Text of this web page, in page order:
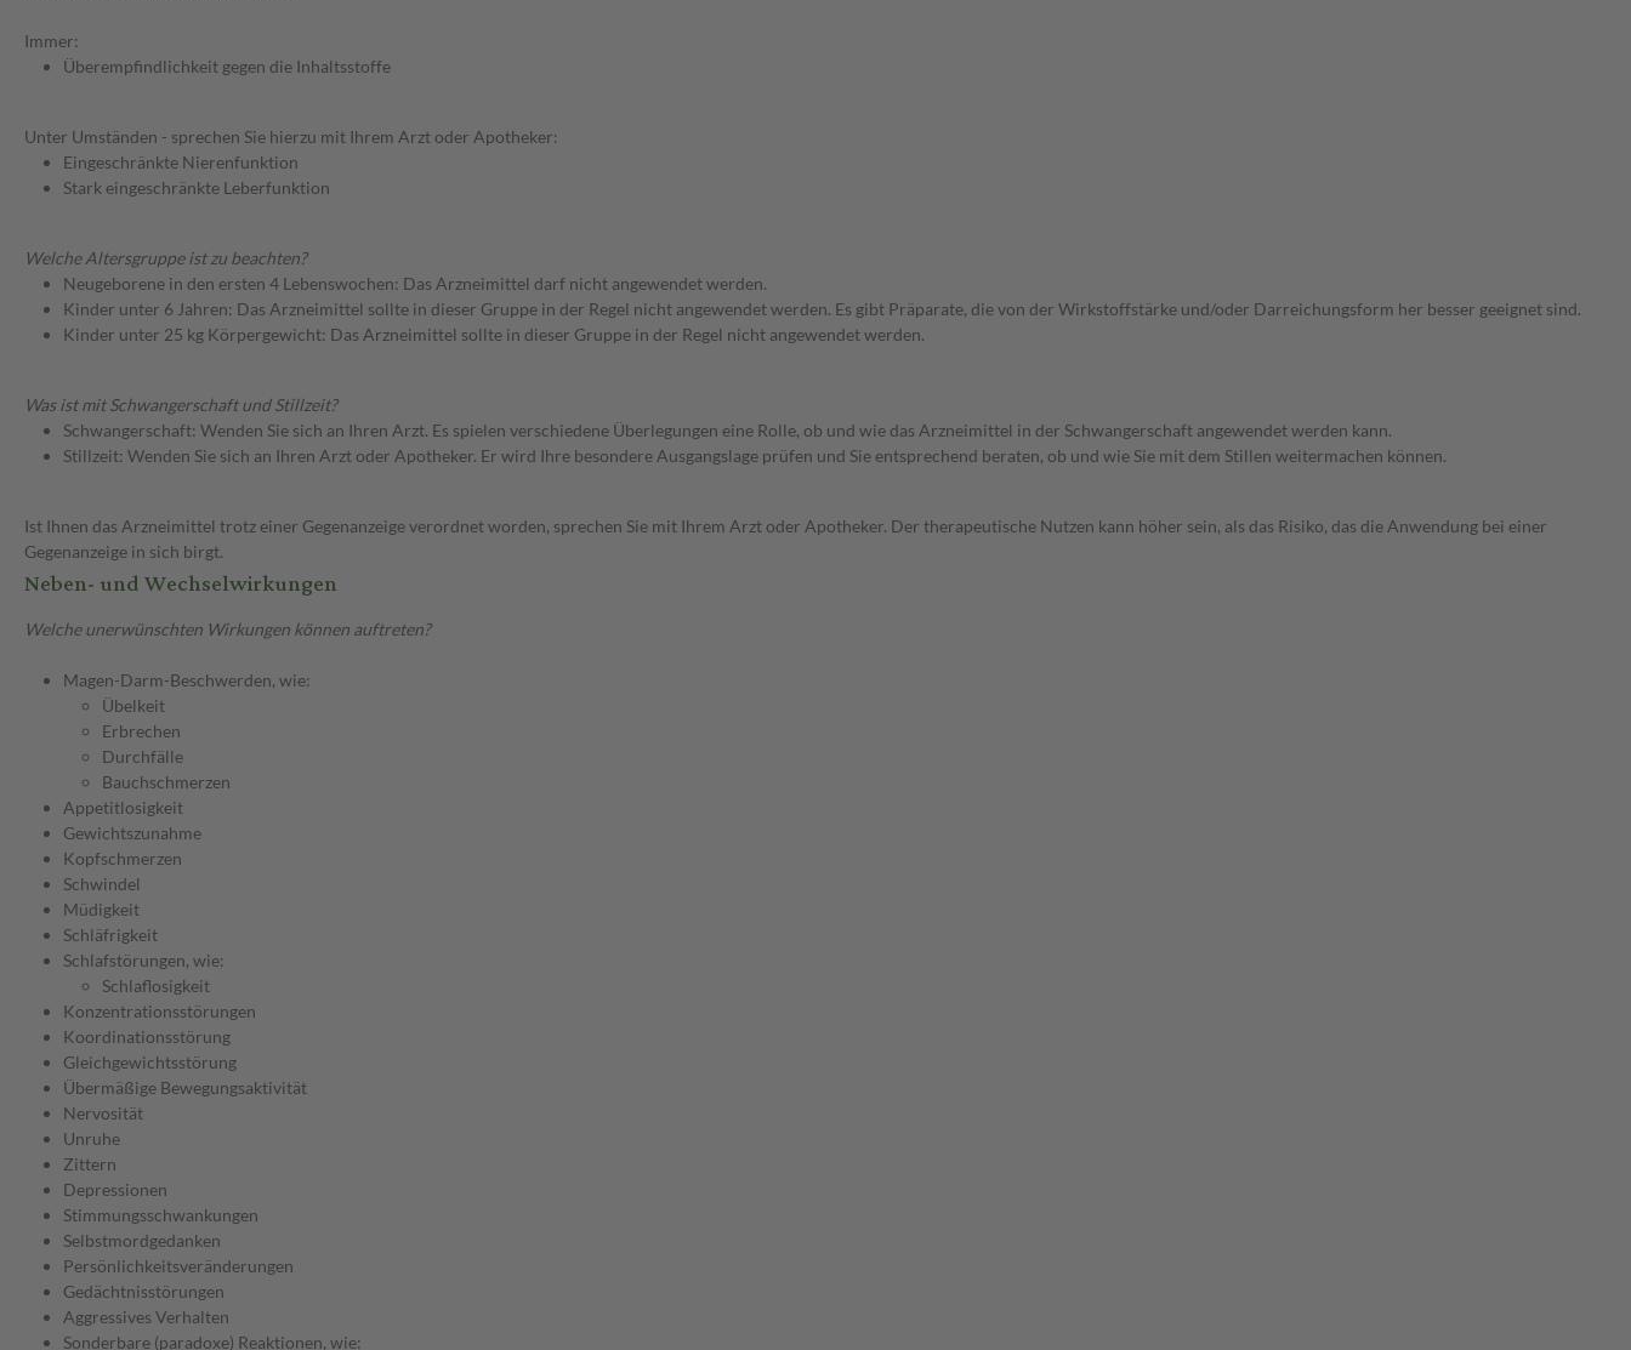
Immer:
Überempfindlichkeit gegen die Inhaltsstoffe
Unter Umständen - sprechen Sie hierzu mit Ihrem Arzt oder Apotheker:
Eingeschränkte Nierenfunktion
Stark eingeschränkte Leberfunktion
Welche Altersgruppe ist zu beachten?
Neugeborene in den ersten 4 Lebenswochen: Das Arzneimittel darf nicht angewendet werden.
Kinder unter 6 Jahren: Das Arzneimittel sollte in dieser Gruppe in der Regel nicht angewendet werden. Es gibt Präparate, die von der Wirkstoffstärke und/oder Darreichungsform her besser geeignet sind.
Kinder unter 25 kg Körpergewicht: Das Arzneimittel sollte in dieser Gruppe in der Regel nicht angewendet werden.
Was ist mit Schwangerschaft und Stillzeit?
Schwangerschaft: Wenden Sie sich an Ihren Arzt. Es spielen verschiedene Überlegungen eine Rolle, ob und wie das Arzneimittel in der Schwangerschaft angewendet werden kann.
Stillzeit: Wenden Sie sich an Ihren Arzt oder Apotheker. Er wird Ihre besondere Ausgangslage prüfen und Sie entsprechend beraten, ob und wie Sie mit dem Stillen weitermachen können.
Ist Ihnen das Arzneimittel trotz einer Gegenanzeige verordnet worden, sprechen Sie mit Ihrem Arzt oder Apotheker. Der therapeutische Nutzen kann höher sein, als das Risiko, das die Anwendung bei einer
Gegenanzeige in sich birgt.
Neben- und Wechselwirkungen
Welche unerwünschten Wirkungen können auftreten?
Magen-Darm-Beschwerden, wie:
Übelkeit
Erbrechen
Durchfälle
Bauchschmerzen
Appetitlosigkeit
Gewichtszunahme
Kopfschmerzen
Schwindel
Müdigkeit
Schläfrigkeit
Schlafstörungen, wie:
Schlaflosigkeit
Konzentrationsstörungen
Koordinationsstörung
Gleichgewichtsstörung
Übermäßige Bewegungsaktivität
Nervosität
Unruhe
Zittern
Depressionen
Stimmungsschwankungen
Selbstmordgedanken
Persönlichkeitsveränderungen
Gedächtnisstörungen
Aggressives Verhalten
Sonderbare (paradoxe) Reaktionen, wie: